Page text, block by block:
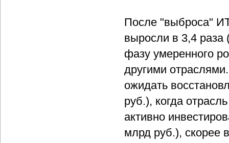
После "выброса"
выросли в 3,4 раза
фазу умеренного
другими
ожидать
руб.), когда
активно
млрд руб.), скорее